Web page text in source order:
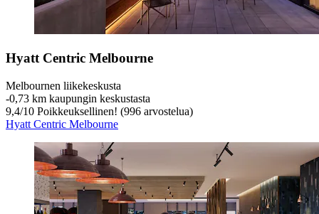
Hyatt Centric Melbourne
Melbournen liikekeskusta
‐0,73 km kaupungin keskustasta
9,4/10 Poikkeuksellinen! (996 arvostelua)
Hyatt Centric Melbourne